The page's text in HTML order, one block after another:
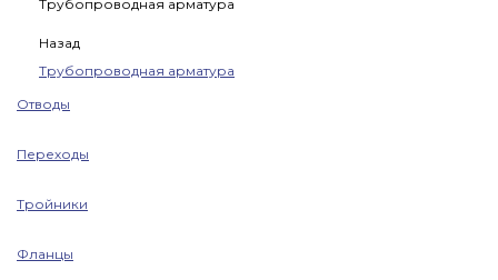
Трубопроводная арматура
Назад
Трубопроводная арматура
Отводы
Переходы
Тройники
Фланцы